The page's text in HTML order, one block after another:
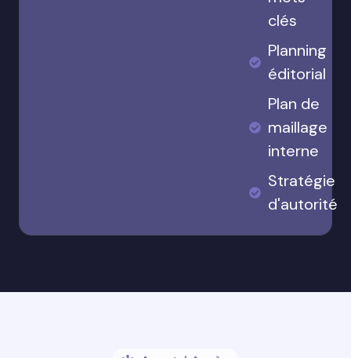
clés
Planning
éditorial
Plan de
maillage
interne
Stratégie
d'autorité